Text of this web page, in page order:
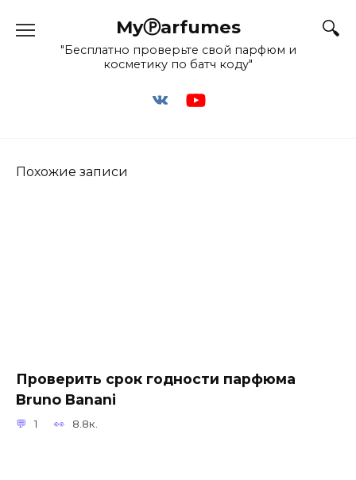
содержанию
MyⓅarfumes
"Бесплатно проверьте свой парфюм и
косметику по батч коду"
Похожие записи
Проверить срок годности парфюма
Bruno Banani
1 8.8к.